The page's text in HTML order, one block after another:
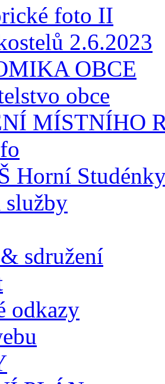
foto II
2.6.2023
OBCE
obce
MÍSTNÍHO
Horní
služby
sdružení
odkazy